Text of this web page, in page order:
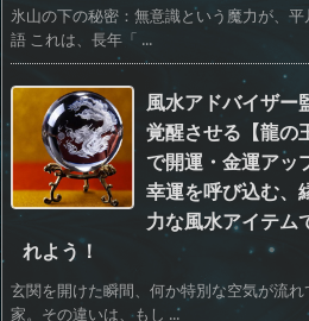
氷山の下の秘密：無意識という魔力が、
語 これは、長年「 ...
風水アドバイザー
覚醒させる【龍の
で開運・金運アッ
幸運を呼び込む、
力な風水アイテム
れよう！
玄関を開けた瞬間、何か特別な空気が流
家。その違いは、もし ...